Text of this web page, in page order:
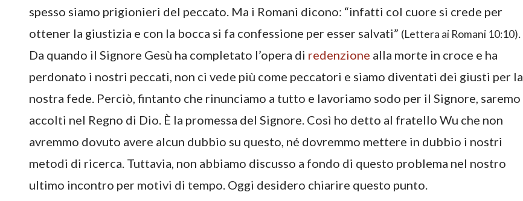
spesso siamo prigionieri del peccato. Ma i Romani dicono: “infatti col cuore si crede per
ottener la giustizia e con la bocca si fa confessione per esser salvati” (Lettera ai Romani 10:10).
Da quando il Signore Gesù ha completato l’opera di redenzione alla morte in croce e ha
perdonato i nostri peccati, non ci vede più come peccatori e siamo diventati dei giusti per la
nostra fede. Perciò, fintanto che rinunciamo a tutto e lavoriamo sodo per il Signore, saremo
accolti nel Regno di Dio. È la promessa del Signore. Così ho detto al fratello Wu che non
avremmo dovuto avere alcun dubbio su questo, né dovremmo mettere in dubbio i nostri
metodi di ricerca. Tuttavia, non abbiamo discusso a fondo di questo problema nel nostro
ultimo incontro per motivi di tempo. Oggi desidero chiarire questo punto.